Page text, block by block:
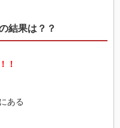
結果は？？
！
ある